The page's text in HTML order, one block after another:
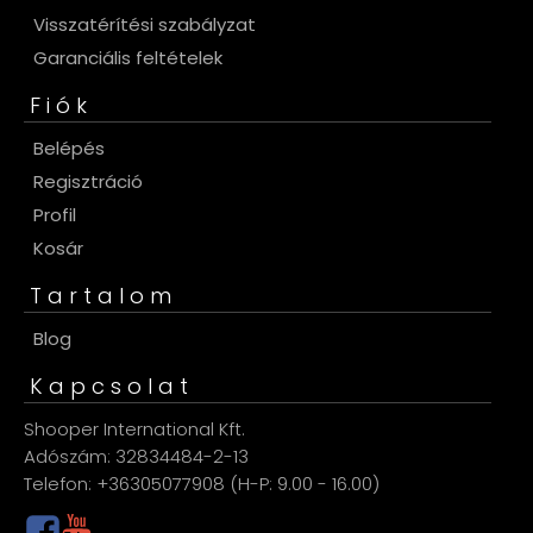
Visszatérítési szabályzat
Garanciális feltételek
Fiók
Belépés
Regisztráció
Profil
Kosár
Tartalom
Blog
Kapcsolat
Shooper International Kft.
Adószám: 32834484-2-13
Telefon: +36305077908 (H-P: 9.00 - 16.00)